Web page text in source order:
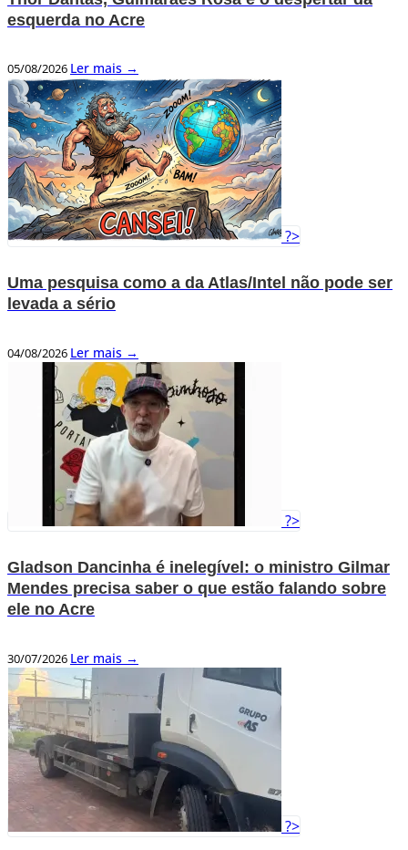
esquerda no Acre
05/08/2026 Ler mais →
?>
Uma pesquisa como a da Atlas/Intel não pode ser
levada a sério
04/08/2026 Ler mais →
?>
Gladson Dancinha é inelegível: o ministro Gilmar
Mendes precisa saber o que estão falando sobre
ele no Acre
30/07/2026 Ler mais →
?>